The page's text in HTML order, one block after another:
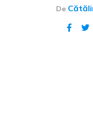
De